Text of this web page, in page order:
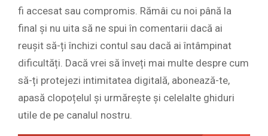
fi accesat sau compromis. Rămâi cu noi până la
final și nu uita să ne spui în comentarii dacă ai
reușit să-ți închizi contul sau dacă ai întâmpinat
dificultăți. Dacă vrei să înveți mai multe despre cum
să-ți protejezi intimitatea digitală, abonează-te,
apasă clopoțelul și urmărește și celelalte ghiduri
utile de pe canalul nostru.